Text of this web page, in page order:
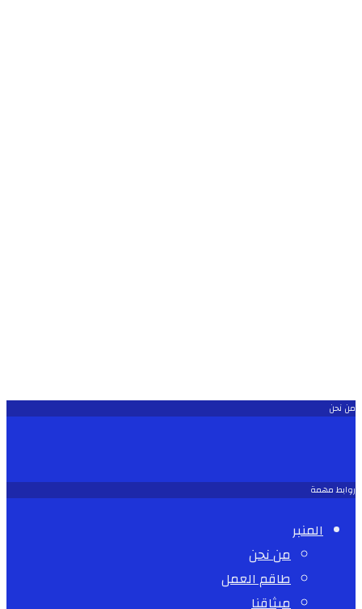
من نحن
روابط مهمة
المنبر
من نحن
طاقم العمل
ميثاقنا